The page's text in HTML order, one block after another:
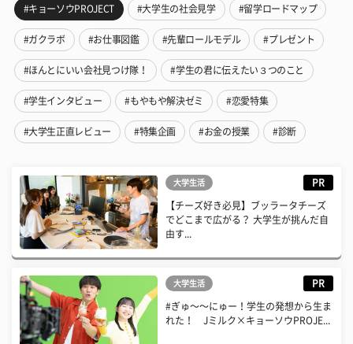
#キョーソウPROJECT #大学生の社会見学 #留学ロードマップ
#ガクラボ #お仕事図鑑 #先輩ロールモデル #プレゼント
#ほんとにいい会社見つけ隊！ #学生の君に伝えたい３つのこと
#学生インタビュー #もやもや解決ゼミ #恋愛特集
#大学生正直レビュー #特集企画 #お金の授業 #診断
大学生活 PR
【チーズ好き必見】ブッラータチーズ
でどこまで広がる？ 大学生が挑んだ自
由す...
大学生活 PR
#ぎゅ〜〜にゅー！学生の発想から生ま
れた！ Jミルク×キョーソウPROJE...